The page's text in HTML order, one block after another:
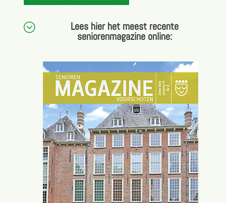
; Lees hier het meest recente
seniorenmagazine online: